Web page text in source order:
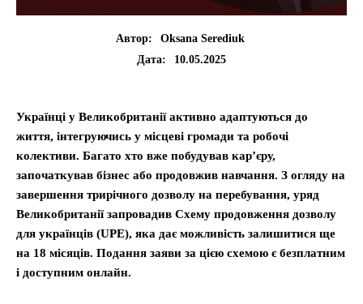
Автор:
Oksana Serediuk
Дата:
10.05.2025
Українці у Великобританії активно адаптуються до
життя, інтегруючись у місцеві громади та робочі
колективи. Багато хто вже побудував кар’єру,
започаткував бізнес або продовжив навчання. З огляду на
завершення трирічного дозволу на перебування, уряд
Великобританії запровадив Схему продовження дозволу
для українців (UPE), яка дає можливість залишитися ще
на 18 місяців. Подання заяви за цією схемою є безплатним
і доступним онлайн.